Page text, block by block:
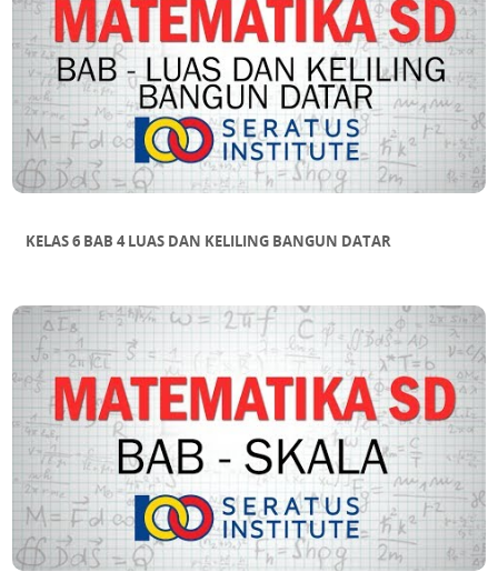
KELAS 6 BAB 4 LUAS DAN KELILING BANGUN DATAR